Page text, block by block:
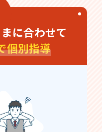
に合わせて
個別指導